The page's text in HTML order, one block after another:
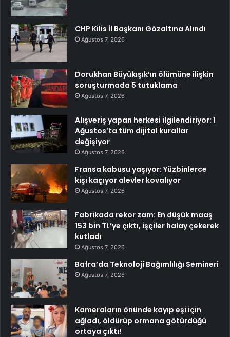
CHP Kilis İl Başkanı Gözaltına Alındı
Ağustos 7, 2026
Dorukhan Büyükışık’ın ölümüne ilişkin
soruşturmada 5 tutuklama
Ağustos 7, 2026
Alışveriş yapan herkesi ilgilendiriyor: 1
Ağustos’ta tüm dijital kurallar
değişiyor
Ağustos 7, 2026
Fransa kabusu yaşıyor: Yüzbinlerce
kişi kaçıyor alevler kovalıyor
Ağustos 7, 2026
Fabrikada rekor zam: En düşük maaş
153 bin TL’ye çıktı, işçiler halay çekerek
kutladı
Ağustos 7, 2026
Bafra’da Teknoloji Bağımlılığı Semineri
Ağustos 7, 2026
Kameraların önünde kayıp eşi için
ağladı, öldürüp ormana götürdüğü
ortaya çıktı!